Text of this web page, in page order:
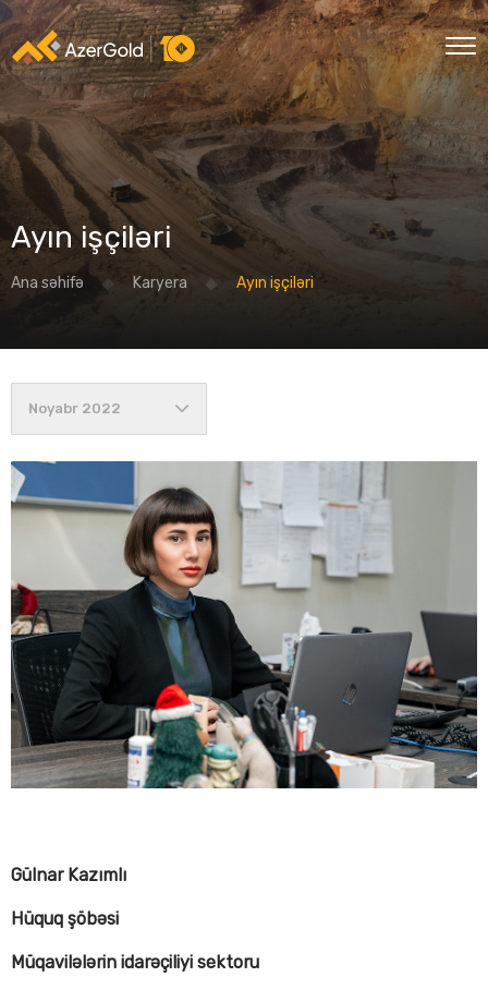
Ayın işçiləri
Ana səhifə Karyera Ayın işçiləri
Noyabr 2022
Gülnar Kazımlı
Hüquq şöbəsi
Müqavilələrin idarəçiliyi sektoru